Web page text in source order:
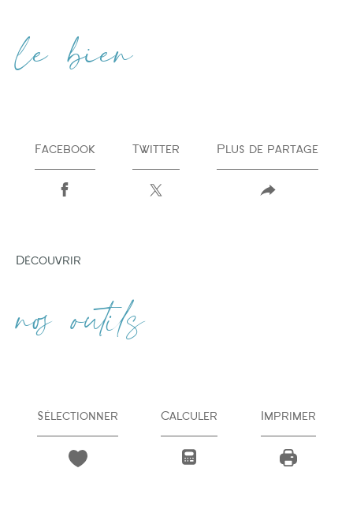
le bien
Facebook Twitter Plus de partage
découvrir
nos outils
Sélectionner Calculer Imprimer